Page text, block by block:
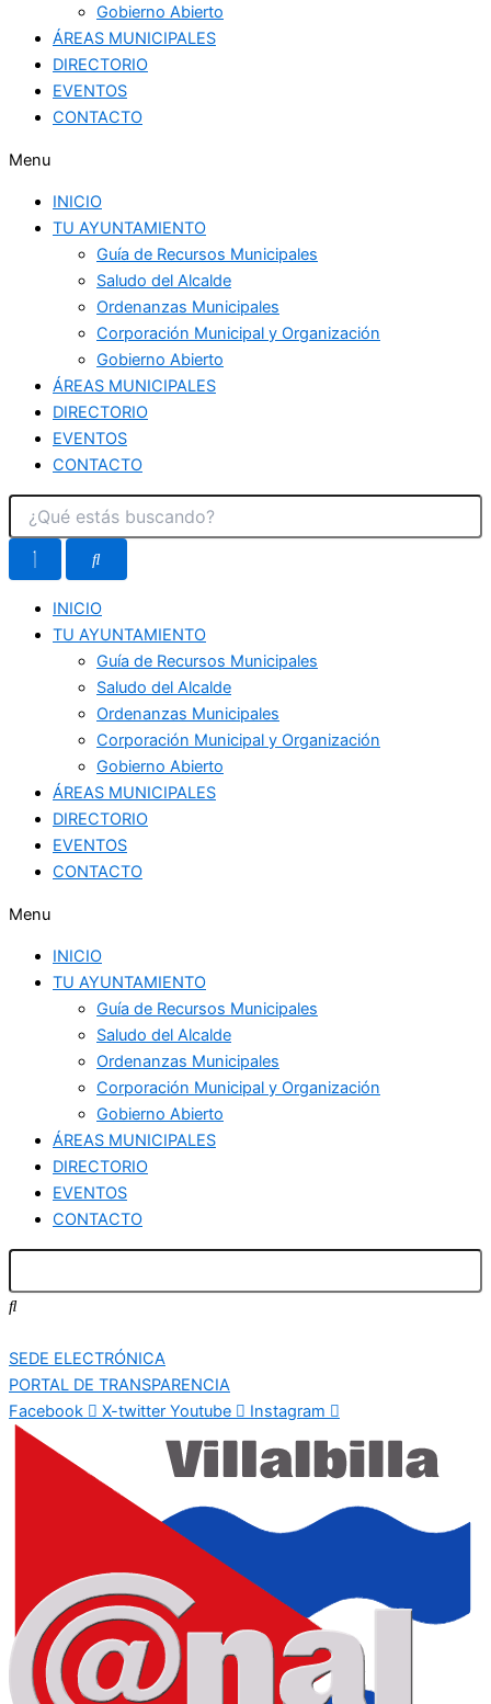
Gobierno Abierto
ÁREAS MUNICIPALES
DIRECTORIO
EVENTOS
CONTACTO
Menu
INICIO
TU AYUNTAMIENTO
Guía de Recursos Municipales
Saludo del Alcalde
Ordenanzas Municipales
Corporación Municipal y Organización
Gobierno Abierto
ÁREAS MUNICIPALES
DIRECTORIO
EVENTOS
CONTACTO
INICIO
TU AYUNTAMIENTO
Guía de Recursos Municipales
Saludo del Alcalde
Ordenanzas Municipales
Corporación Municipal y Organización
Gobierno Abierto
ÁREAS MUNICIPALES
DIRECTORIO
EVENTOS
CONTACTO
Menu
INICIO
TU AYUNTAMIENTO
Guía de Recursos Municipales
Saludo del Alcalde
Ordenanzas Municipales
Corporación Municipal y Organización
Gobierno Abierto
ÁREAS MUNICIPALES
DIRECTORIO
EVENTOS
CONTACTO
SEDE ELECTRÓNICA
PORTAL DE TRANSPARENCIA
Facebook
X-twitter Youtube Instagram